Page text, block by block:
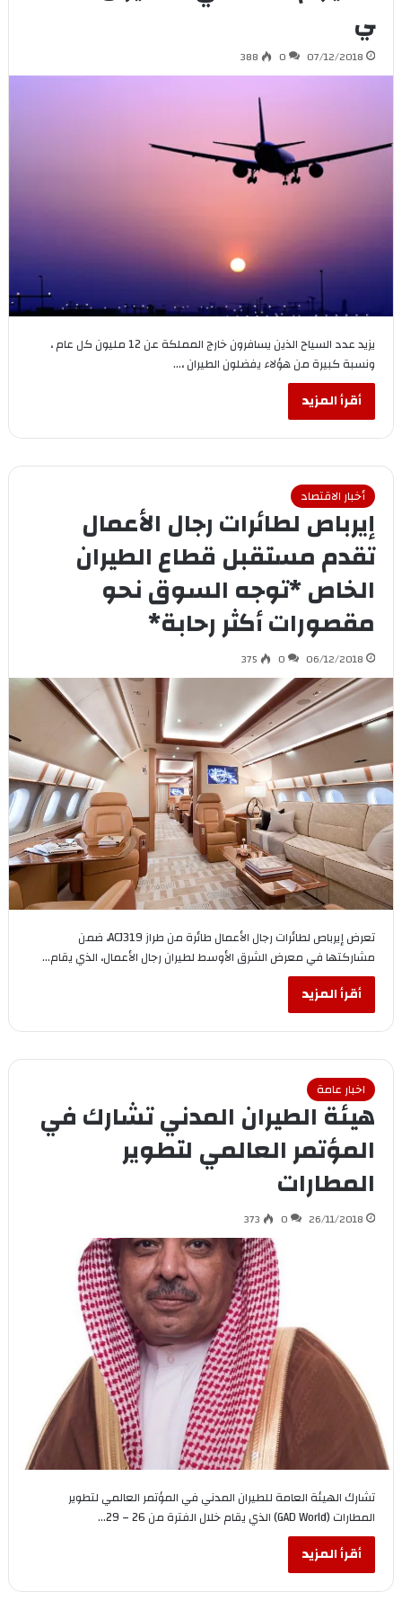
ي
07/12/2018
0
388
يزيد عدد السياح الذين يسافرون خارج المملكة عن 12 مليون كل عام ،
ونسبة كبيرة من هؤلاء يفضلون الطيران ،…
أقرأ المزيد
أخبار الاقتصاد
إيرباص لطائرات رجال الأعمال
تقدم مستقبل قطاع الطيران
الخاص *توجه السوق نحو
مقصورات أكثر رحابة*
06/12/2018
0
375
تعرض إيرباص لطائرات رجال الأعمال طائرة من طراز ACJ319، ضمن
مشاركتها في معرض الشرق الأوسط لطيران رجال الأعمال، الذي يقام…
أقرأ المزيد
اخبار عامة
هيئة الطيران المدني تشارك في
المؤتمر العالمي لتطوير
المطارات
26/11/2018
0
373
تشارك الهيئة العامة للطيران المدني في المؤتمر العالمي لتطوير
المطارات (GAD World) الذي يقام خلال الفترة من 26 – 29…
أقرأ المزيد